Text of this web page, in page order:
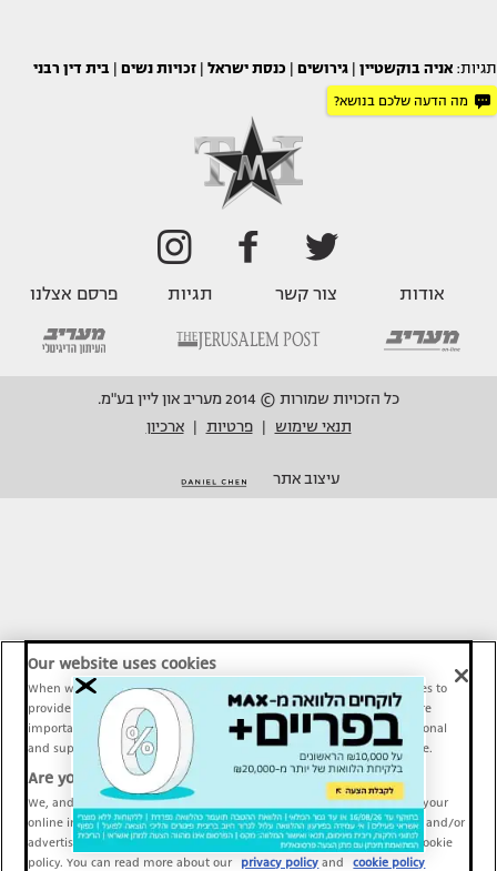
תגיות: אניה בוקשטיין גירושים כנסת ישראל זכויות נשים בית דין רבני
מה הדעה שלכם בנושא?
אודות צור קשר תגיות פרסם אצלנו
כל הזכויות שמורות © 2014 מעריב און ליין בע"מ.
תנאי שימוש
פרטיות ארכיון
עיצוב אתר
Our website uses cookies
When we provide Maariv, TMI and Sport1 content online, we use cookies to
provide social media features and to analyze our traffic. These tools are
important and necessary for our website functionality. Others are optional
and support Maariv, TMI and Sport1 activity and your online experience.
Are you happy to accept cookies?
We, and our partners, use information about your use of our site and your
online interactions to improve our services and to personalize content and/or
advertising for you. You can read more about our privacy policy and cookie
policy. You can read more about our
privacy policy and cookie policy